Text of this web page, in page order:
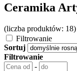
Ceramika
(liczba produktów: 18)
Filtrowanie
Sortuj
Filtrowanie
-